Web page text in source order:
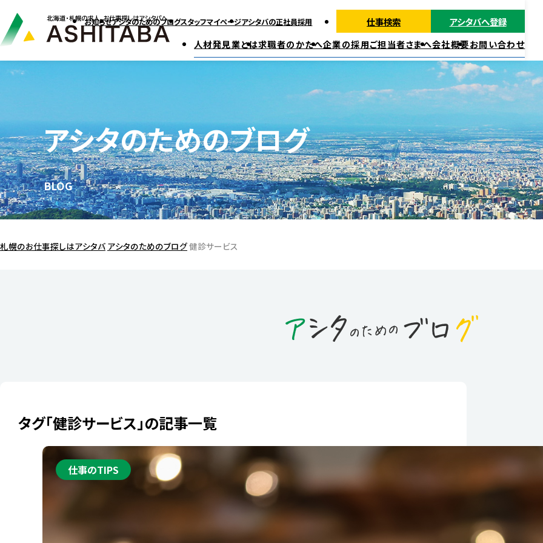
お知らせアシタのためのブログスタッフマイページアシタバの正社員採用 仕事検索
アシタバへ登録
人材発見業とは求職者のかたへ
派遣ではたらく
正社員・契約社員ではたらく
企業の採用ご担当者さまへ会社概要お問い合わせ
アシタのためのブログ
BLOG
札幌のお仕事探しはアシタバ アシタのためのブログ健診サービス
タグ「健診サービス」の記事一覧
仕事のTIPS
知らなきゃ損する？おシゴトのお話
～健診サービス業界編～